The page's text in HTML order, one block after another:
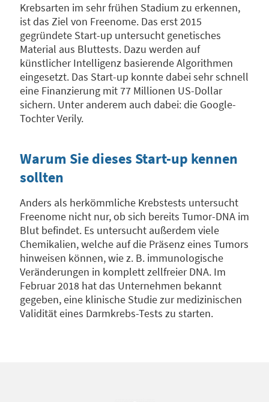
Krebsarten im sehr frühen Stadium zu erkennen,
ist das Ziel von Freenome. Das erst 2015
gegründete Start-up untersucht genetisches
Material aus Bluttests. Dazu werden auf
künstlicher Intelligenz basierende Algorithmen
eingesetzt. Das Start-up konnte dabei sehr schnell
eine Finanzierung mit 77 Millionen US-Dollar
sichern. Unter anderem auch dabei: die Google-
Tochter Verily.
Warum Sie dieses Start-up kennen
sollten
Anders als herkömmliche Krebstests untersucht
Freenome nicht nur, ob sich bereits Tumor-DNA im
Blut befindet. Es untersucht außerdem viele
Chemikalien, welche auf die Präsenz eines Tumors
hinweisen können, wie z. B. immunologische
Veränderungen in komplett zellfreier DNA. Im
Februar 2018 hat das Unternehmen bekannt
gegeben, eine klinische Studie zur medizinischen
Validität eines Darmkrebs-Tests zu starten.